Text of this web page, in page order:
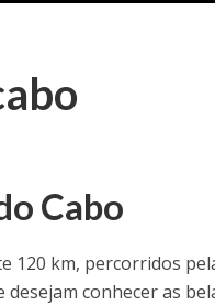
Cabo
120 km, percorridos
desejam conhecer as